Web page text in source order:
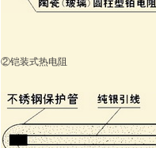
②铠装式热电阻